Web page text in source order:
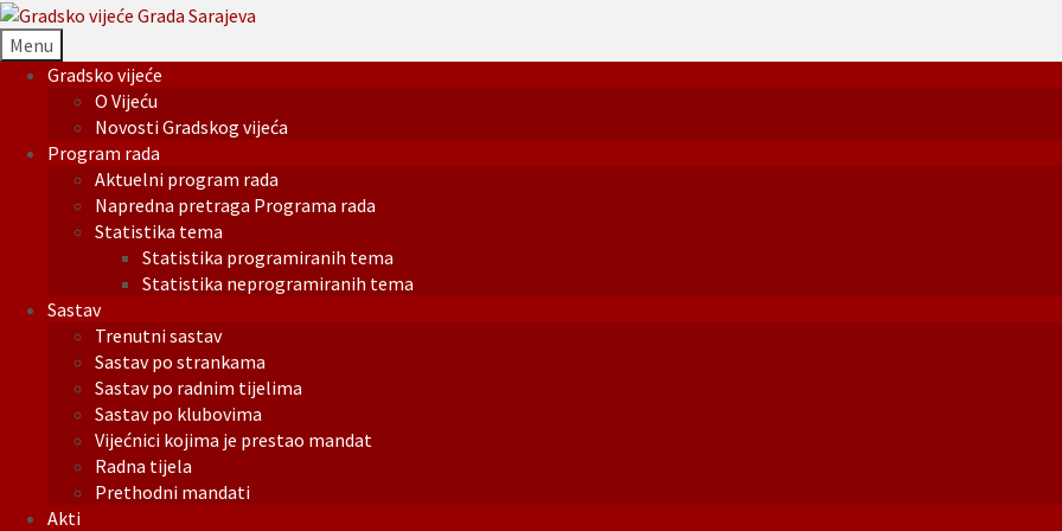
Menu
Gradsko vijeće
O Vijeću
Novosti Gradskog vijeća
Program rada
Aktuelni program rada
Napredna pretraga Programa rada
Statistika tema
Statistika programiranih tema
Statistika neprogramiranih tema
Sastav
Trenutni sastav
Sastav po strankama
Sastav po radnim tijelima
Sastav po klubovima
Vijećnici kojima je prestao mandat
Radna tijela
Prethodni mandati
Akti